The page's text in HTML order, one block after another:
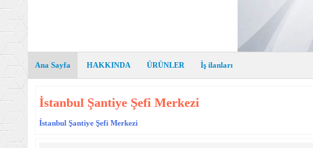
Ana Sayfa HAKKINDA ÜRÜNLER İş ilanları
İstanbul Şantiye Şefi Merkezi
İstanbul Şantiye Şefi Merkezi